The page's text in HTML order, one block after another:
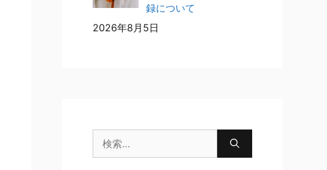
録について
2026年8月5日
索: